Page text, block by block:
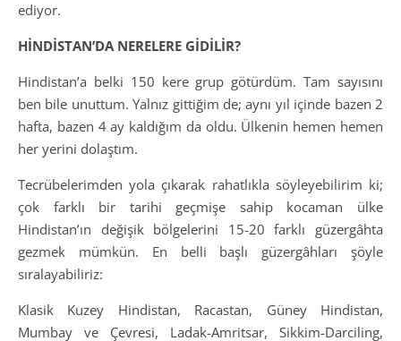
ediyor.
HİNDİSTAN’DA NERELERE GİDİLİR?
Hindistan’a belki 150 kere grup götürdüm. Tam sayısını
ben bile unuttum. Yalnız gittiğim de; aynı yıl içinde bazen 2
hafta, bazen 4 ay kaldığım da oldu. Ülkenin hemen hemen
her yerini dolaştım.
Tecrübelerimden yola çıkarak rahatlıkla söyleyebilirim ki;
çok farklı bir tarihi geçmişe sahip kocaman ülke
Hindistan’ın değişik bölgelerini 15-20 farklı güzergâhta
gezmek mümkün. En belli başlı güzergâhları şöyle
sıralayabiliriz:
Klasik Kuzey Hindistan, Racastan, Güney Hindistan,
Mumbay ve Çevresi, Ladak-Amritsar, Sikkim-Darciling,